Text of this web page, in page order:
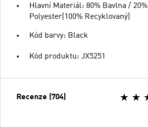
Hlavní Materiál: 80% Bavlna / 20%
Polyester(100% Recyklovaný)
Kód barvy: Black
Kód produktu: JX5251
Recenze (704)